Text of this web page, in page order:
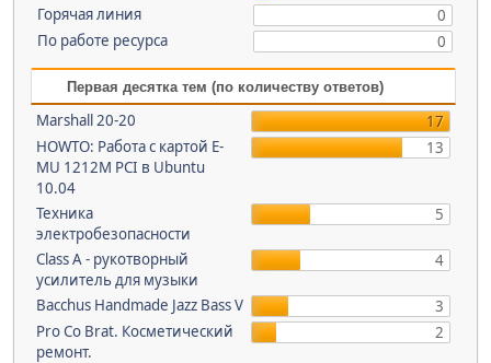
Горячая линия
0
По работе ресурса
0
Первая десятка тем (по количеству ответов)
Marshall 20-20
17
HOWTO: Работа с картой E-
MU 1212M PCI в Ubuntu
10.04
13
Техника
электробезопасности
5
Class A - рукотворный
усилитель для музыки
4
Bacchus Handmade Jazz Bass V
3
Pro Co Brat. Косметический
ремонт.
2